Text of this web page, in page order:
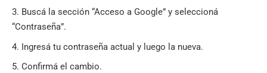
Buscá la sección “Acceso a Google” y seleccioná
“Contraseña”.
Ingresá tu contraseña actual y luego la nueva.
Confirmá el cambio.